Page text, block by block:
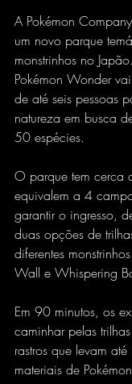
A Pokémon
um novo parque
monstrinhos no
Pokémon Wonder
de até seis pessoas
natureza em busca
50 espécies.
O parque tem cerca
equivalem a 4
garantir o ingresso,
duas opções de
diferentes
Wall e Whispering
Em 90 minutos, os
caminhar pelas
rastros que levam
materiais de